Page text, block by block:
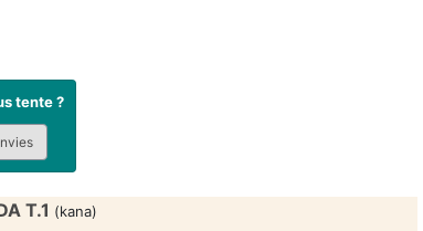
tente ?
T.1 (kana)